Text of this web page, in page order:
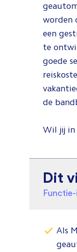
worden
een
te
goede
de
Wil jij in
Dit
Als